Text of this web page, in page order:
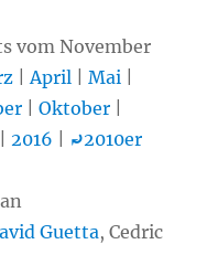
vom November
|April |Mai
|Oktober
|2016 ⤾2010er
Guetta, Cedric